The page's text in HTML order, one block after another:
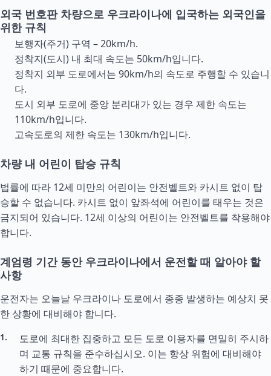
외국 번호판 차량으로 우크라이나에 입국하는 외국인을
위한 규칙
보행자(주거) 구역 – 20km/h.
정착지(도시) 내 최대 속도는 50km/h입니다.
정착지 외부 도로에서는 90km/h의 속도로 주행할 수 있습니
다.
도시 외부 도로에 중앙 분리대가 있는 경우 제한 속도는
110km/h입니다.
고속도로의 제한 속도는 130km/h입니다.
차량 내 어린이 탑승 규칙
법률에 따라 12세 미만의 어린이는 안전벨트와 카시트 없이 탑
승할 수 없습니다. 카시트 없이 앞좌석에 어린이를 태우는 것은
금지되어 있습니다. 12세 이상의 어린이는 안전벨트를 착용해야
합니다.
계엄령 기간 동안 우크라이나에서 운전할 때 알아야 할
사항
운전자는 오늘날 우크라이나 도로에서 종종 발생하는 예상치 못
한 상황에 대비해야 합니다.
도로에 최대한 집중하고 모든 도로 이용자를 면밀히 주시하
며 교통 규칙을 준수하십시오. 이는 항상 위험에 대비해야
하기 때문에 중요합니다.